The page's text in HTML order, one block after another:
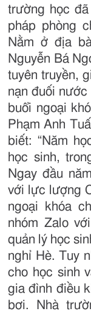
trường học
pháp phòng
Nằm ở địa
Nguyễn Bá
tuyên truyền,
nạn đuối
buổi ngoại
Phạm Anh
biết: “Năm
học sinh,
Ngay đầu
với lực lượng
ngoại khóa
nhóm Zalo
quản lý học
nghỉ Hè. Tuy
cho học sinh
gia đình điều
bơi. Nhà